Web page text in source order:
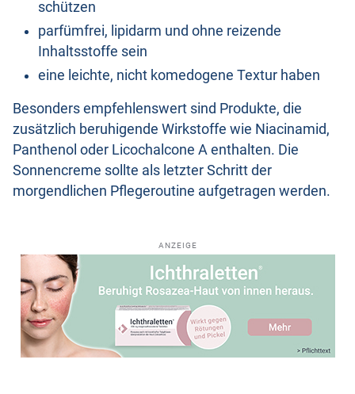
schützen
parfümfrei, lipidarm und ohne reizende
Inhaltsstoffe sein
eine leichte, nicht komedogene Textur haben
Besonders empfehlenswert sind Produkte, die
zusätzlich beruhigende Wirkstoffe wie Niacinamid,
Panthenol oder Licochalcone A enthalten. Die
Sonnencreme sollte als letzter Schritt der
morgendlichen Pflegeroutine aufgetragen werden.
ANZEIGE